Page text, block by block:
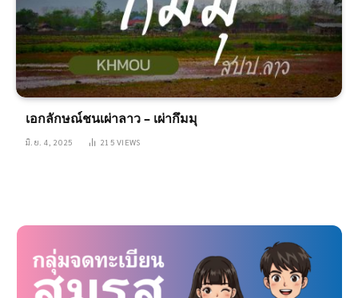
เอกลักษณ์ชนเผ่าลาว – เผ่ากึมมุ
มิ.ย. 4, 2025 215VIEWS